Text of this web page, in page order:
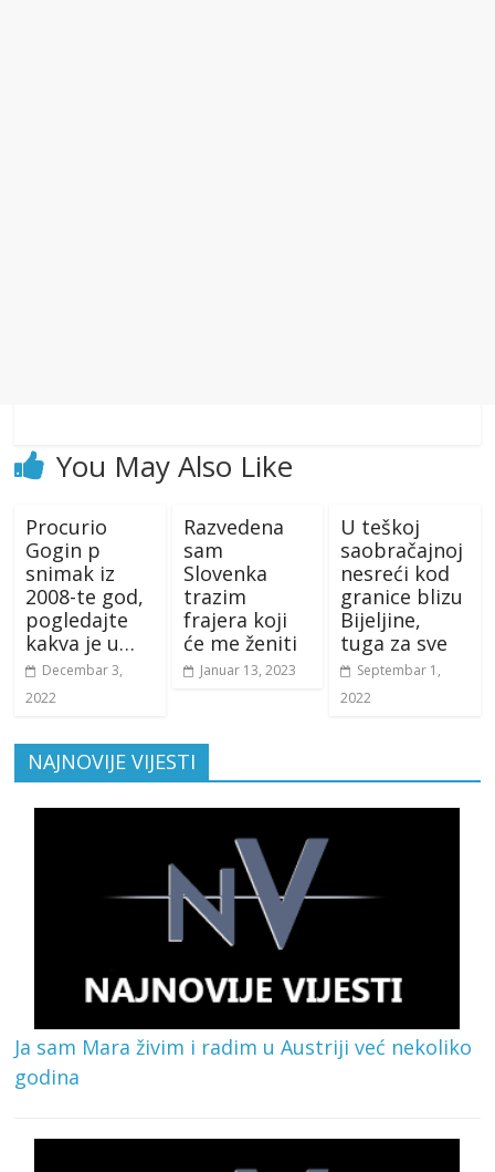
You May Also Like
Procurio
Gogin p
snimak iz
2008-te god,
pogledajte
kakva je u…
Decembar 3,
2022
Razvedena
sam
Slovenka
trazim
frajera koji
će me ženiti
Januar 13, 2023
U teškoj
saobračajnoj
nesreći kod
granice blizu
Bijeljine,
tuga za sve
Septembar 1,
2022
NAJNOVIJE VIJESTI
Ja sam Mara živim i radim u Austriji već nekoliko
godina